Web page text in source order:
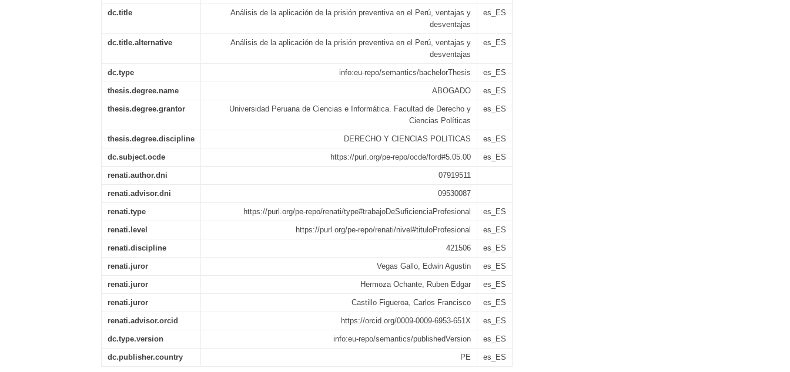
dc.title
Análisis de la aplicación de la prisión preventiva en el Perú, ventajas y
desventajas
es_ES
dc.title.alternative
Análisis de la aplicación de la prisión preventiva en el Perú, ventajas y
desventajas
es_ES
dc.type info:eu-repo/semantics/bachelorThesis es_ES
thesis.degree.name ABOGADO es_ES
thesis.degree.grantor
Universidad Peruana de Ciencias e Informática. Facultad de Derecho y
Ciencias Políticas
es_ES
thesis.degree.discipline DERECHO Y CIENCIAS POLITICAS es_ES
dc.subject.ocde https://purl.org/pe-repo/ocde/ford#5.05.00 es_ES
renati.author.dni 07919511
renati.advisor.dni 09530087
renati.type https://purl.org/pe-repo/renati/type#trabajoDeSuficienciaProfesional es_ES
renati.level https://purl.org/pe-repo/renati/nivel#tituloProfesional es_ES
renati.discipline 421506 es_ES
renati.juror Vegas Gallo, Edwin Agustin es_ES
renati.juror Hermoza Ochante, Ruben Edgar es_ES
renati.juror Castillo Figueroa, Carlos Francisco es_ES
renati.advisor.orcid https://orcid.org/0009-0009-6953-651X es_ES
dc.type.version info:eu-repo/semantics/publishedVersion es_ES
dc.publisher.country PE es_ES